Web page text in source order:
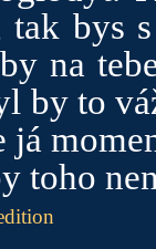
tak bys
na
by to
já
toho